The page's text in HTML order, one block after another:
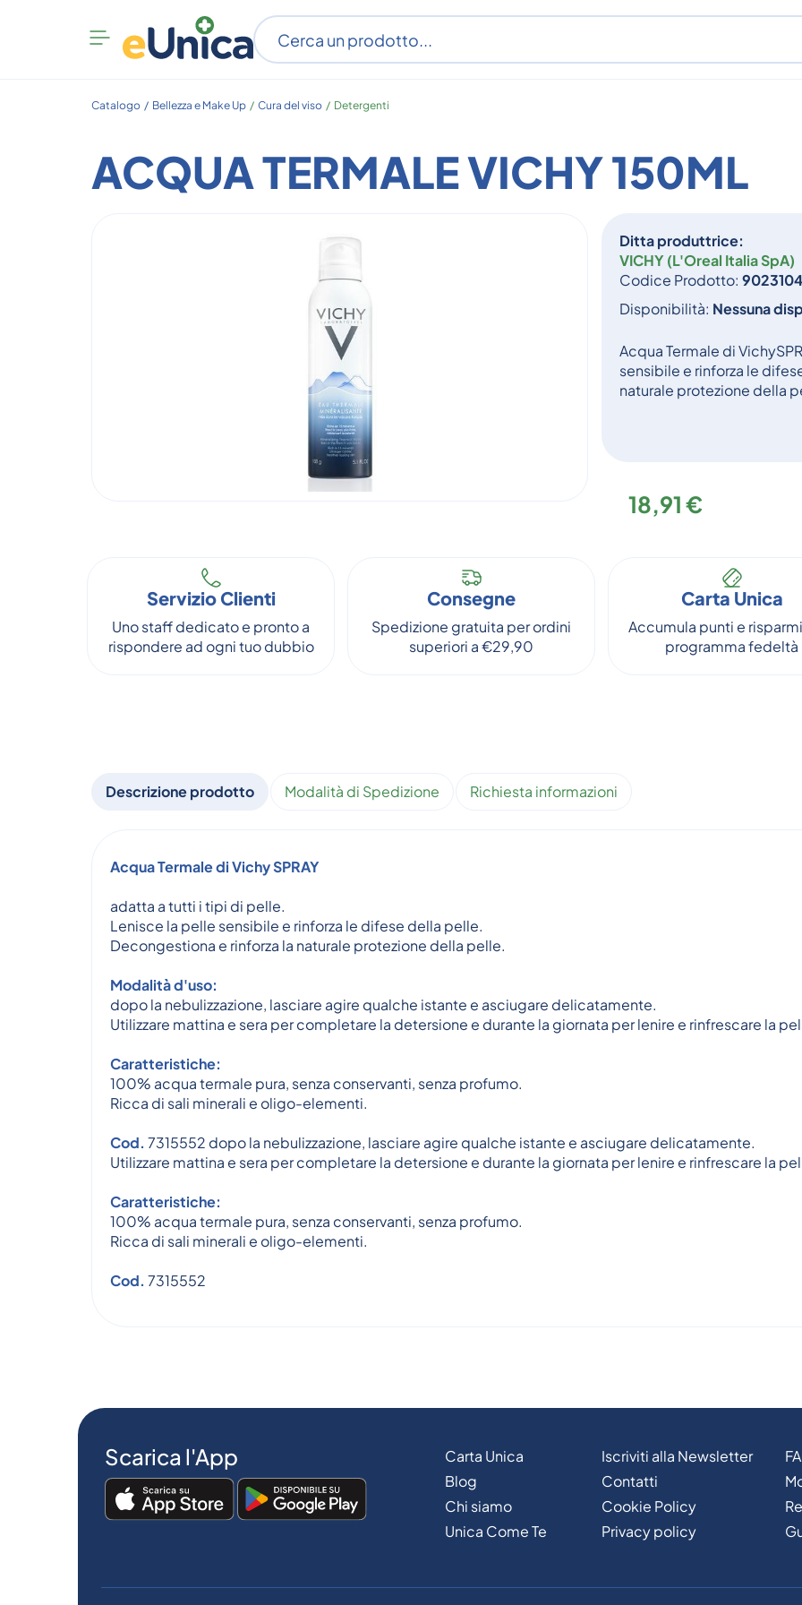
Apri
menu
Catalogo / Bellezza e Make Up / Cura del viso / Detergenti
ACQUA TERMALE VICHY 150ML
Ditta produttrice:
VICHY (L'Oreal Italia SpA)
Codice Prodotto:
Disponibilità: Nessuna
Acqua Termale di
sensibile e rinforza le
naturale protezione della
18,91 €
Servizio Clienti
Uno staff dedicato e pronto a
rispondere ad ogni tuo dubbio
Consegne
Spedizione gratuita per ordini
superiori a €29,90
Carta Unica
Accumula punti e
programma fedeltà
Descrizione prodotto Modalità di Spedizione Richiesta informazioni
Acqua Termale di VichySPRAY
adatta a tutti i tipi di pelle.
Lenisce la pelle sensibile e rinforza le difese della pelle.
Decongestiona e rinforza la naturale protezione della pelle.
Modalità d'uso:
dopo la nebulizzazione, lasciare agire qualche istante e asciugare delicatamente.
Utilizzare mattina e sera per completare la detersione e durante la giornata per lenire e rinfrescare la
Caratteristiche:
100% acqua termale pura, senza conservanti, senza profumo.
Ricca di sali minerali e oligo-elementi.
Cod. 7315552 dopo la nebulizzazione, lasciare agire qualche istante e asciugare delicatamente.
Utilizzare mattina e sera per completare la detersione e durante la giornata per lenire e rinfrescare la
Caratteristiche:
100% acqua termale pura, senza conservanti, senza profumo.
Ricca di sali minerali e oligo-elementi.
Cod. 7315552
Scarica l'App
Carta Unica
Blog
Chi siamo
Unica Come Te
Iscriviti alla Newsletter
Contatti
Cookie Policy
Privacy policy